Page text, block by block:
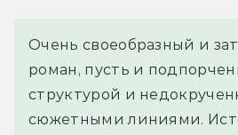
Очень своеобразный и
роман, пусть и
структурой и
сюжетными линиями.